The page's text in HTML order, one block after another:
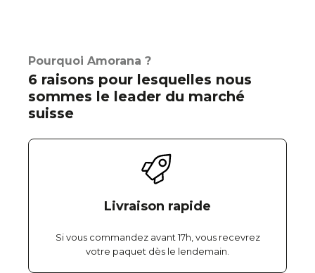
Pourquoi Amorana ?
6 raisons pour lesquelles nous
sommes le leader du marché
suisse
Livraison rapide
Si vous commandez avant 17h, vous recevrez
votre paquet dès le lendemain.